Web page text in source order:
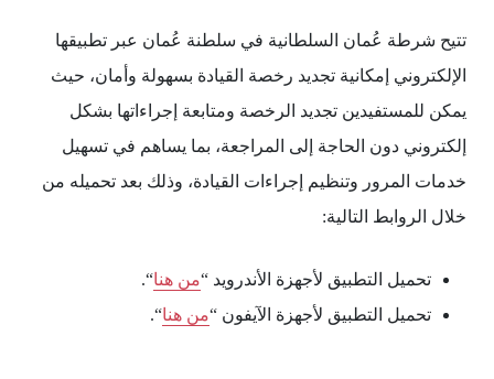
تتيح شرطة عُمان السلطانية في سلطنة عُمان عبر تطبيقها
الإلكتروني إمكانية تجديد رخصة القيادة بسهولة وأمان، حيث
يمكن للمستفيدين تجديد الرخصة ومتابعة إجراءاتها بشكل
إلكتروني دون الحاجة إلى المراجعة، بما يساهم في تسهيل
خدمات المرور وتنظيم إجراءات القيادة، وذلك بعد تحميله من
خلال الروابط التالية:
تحميل التطبيق لأجهزة الأندرويد “من هنا“.
تحميل التطبيق لأجهزة الآيفون “من هنا“.